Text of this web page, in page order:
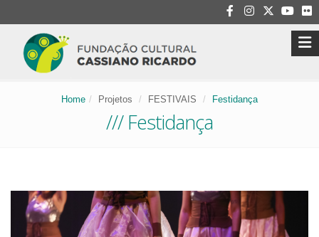
Home Projetos FESTIVAIS Festidança
/// Festidança